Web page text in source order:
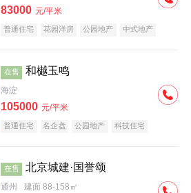
83000 元/平米
普通住宅 花园洋房 公园地产
中式地产
在售 和樾玉鸣
海淀
105000 元/平米
普通住宅 名企盘 公园地产 科技住宅
在售 北京城建·国誉颂
通州 建面 88-158㎡